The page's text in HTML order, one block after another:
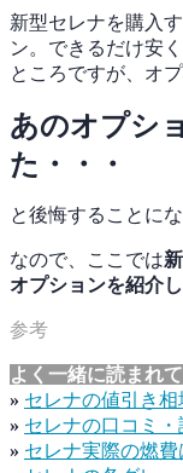
新型セレナを購入
ン。できるだけ安
ところですが、オ
あのオプシ
た・・・
と後悔することに
なので、ここでは
オプションを紹介
よく一緒に読まれ
» セレナの値引き
» セレナの口コミ・
» セレナ実際の燃費